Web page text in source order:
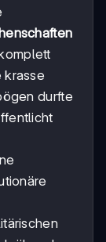
durfte